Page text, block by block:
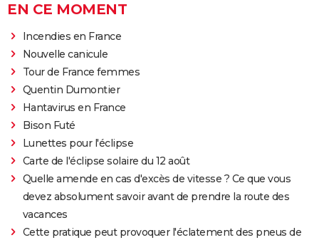
EN CE MOMENT
Incendies en France
Nouvelle canicule
Tour de France femmes
Quentin Dumontier
Hantavirus en France
Bison Futé
Lunettes pour l'éclipse
Carte de l'éclipse solaire du 12 août
Quelle amende en cas d'excès de vitesse ? Ce que vous
devez absolument savoir avant de prendre la route des
vacances
Cette pratique peut provoquer l'éclatement des pneus de